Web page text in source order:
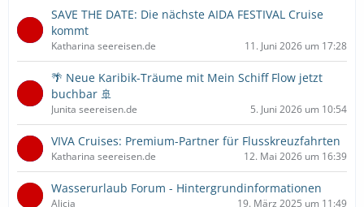
SAVE THE DATE: Die nächste AIDA FESTIVAL Cruise
kommt
Katharina seereisen.de 11. Juni 2026 um 17:28
🌴 Neue Karibik-Träume mit Mein Schiff Flow jetzt
buchbar 🚢
Junita seereisen.de 5. Juni 2026 um 10:54
VIVA Cruises: Premium-Partner für Flusskreuzfahrten
Katharina seereisen.de 12. Mai 2026 um 16:39
Wasserurlaub Forum - Hintergrundinformationen
Alicia 19. März 2025 um 11:49